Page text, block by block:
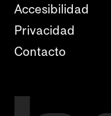
Accesibilidad
Privacidad
Contacto